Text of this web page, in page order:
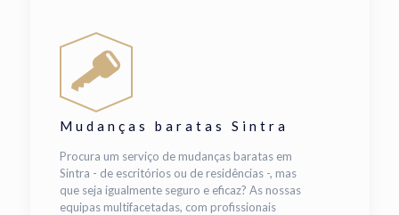
Mudanças baratas Sintra
Procura um serviço de mudanças baratas em
Sintra - de escritórios ou de residências -, mas
que seja igualmente seguro e eficaz? As nossas
equipas multifacetadas, com profissionais